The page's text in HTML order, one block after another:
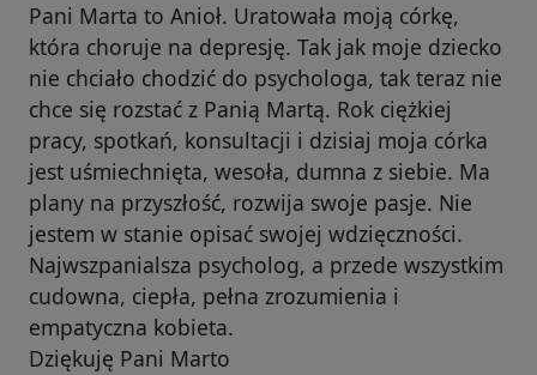
Pani Marta to Anioł. Uratowała moją córkę,
która choruje na depresję. Tak jak moje dziecko
nie chciało chodzić do psychologa, tak teraz nie
chce się rozstać z Panią Martą. Rok ciężkiej
pracy, spotkań, konsultacji i dzisiaj moja córka
jest uśmiechnięta, wesoła, dumna z siebie. Ma
plany na przyszłość, rozwija swoje pasje. Nie
jestem w stanie opisać swojej wdzięczności.
Najwszpanialsza psycholog, a przede wszystkim
cudowna, ciepła, pełna zrozumienia i
empatyczna kobieta.
Dziękuję Pani Marto